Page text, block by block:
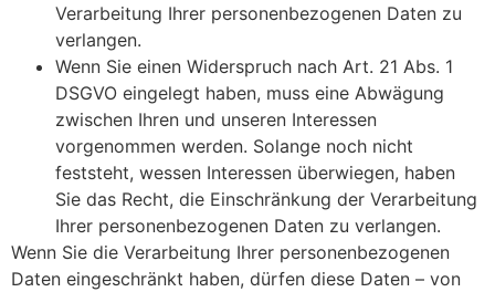
Verarbeitung Ihrer personenbezogenen Daten zu
verlangen.
Wenn Sie einen Widerspruch nach Art. 21 Abs. 1
DSGVO eingelegt haben, muss eine Abwägung
zwischen Ihren und unseren Interessen
vorgenommen werden. Solange noch nicht
feststeht, wessen Interessen überwiegen, haben
Sie das Recht, die Einschränkung der Verarbeitung
Ihrer personenbezogenen Daten zu verlangen.
Wenn Sie die Verarbeitung Ihrer personenbezogenen
Daten eingeschränkt haben, dürfen diese Daten – von